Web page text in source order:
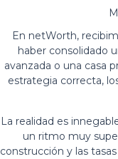
En netWorth,
haber consolidado
avanzada o una casa
estrategia correcta,
La realidad es
un ritmo muy
construcción y las